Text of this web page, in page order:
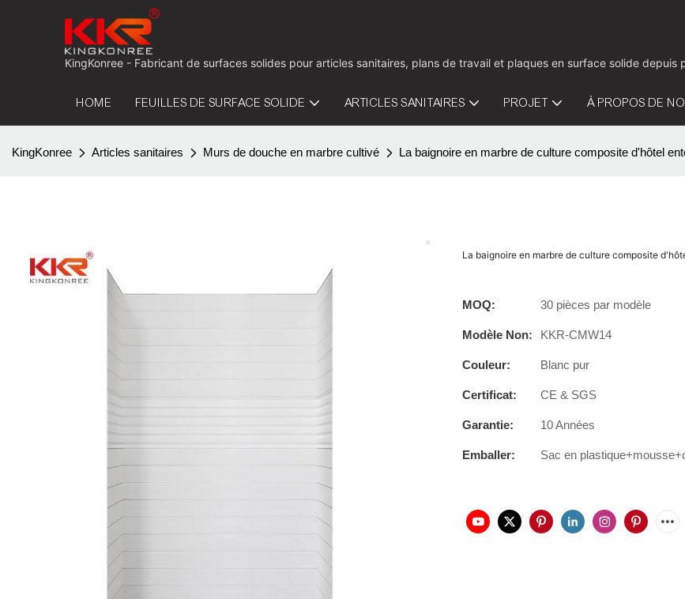
KingKonree - Fabricant de surfaces solides pour articles sanitaires, plans de travail et plaques en surface solide
HOME FEUILLES DE SURFACE SOLIDE ARTICLES SANITAIRES PROJET À PROPOS DE
KingKonree Articles sanitaires Murs de douche en marbre cultivé La baignoire en marbre de culture composite d'hôtel
La baignoire en marbre de culture composite
MOQ: 30 pièces par modèle
Modèle Non: KKR-CMW14
Couleur: Blanc pur
Certificat: CE & SGS
Garantie: 10 Années
Emballer: Sac en